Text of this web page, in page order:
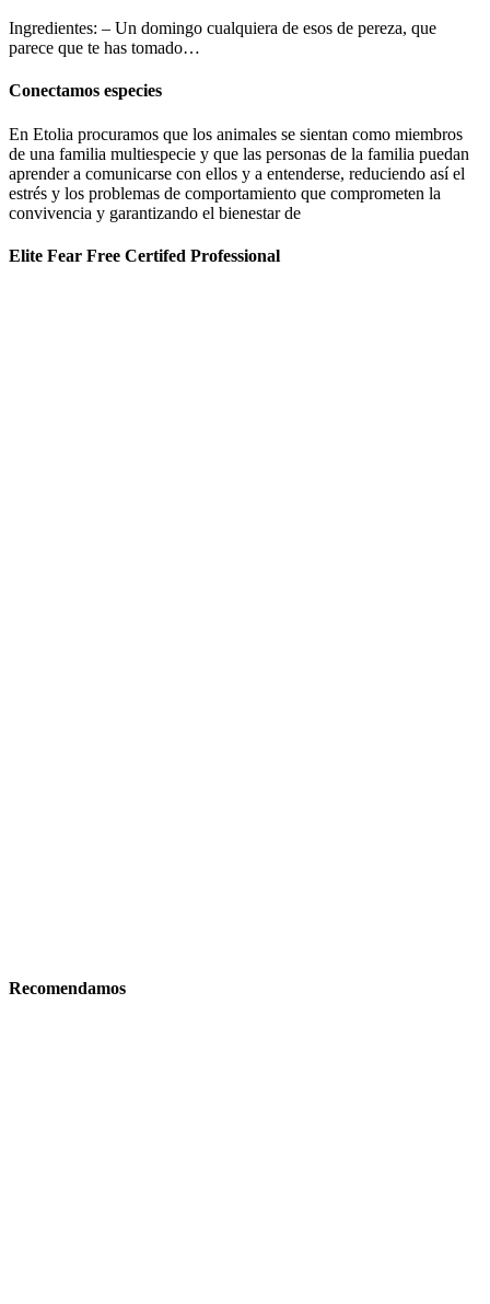
Ingredientes: – Un domingo cualquiera de esos de pereza, que
parece que te has tomado…
Conectamos especies
En Etolia procuramos que los animales se sientan como miembros
de una familia multiespecie y que las personas de la familia puedan
aprender a comunicarse con ellos y a entenderse, reduciendo así el
estrés y los problemas de comportamiento que comprometen la
convivencia y garantizando el bienestar de
Elite Fear Free Certifed Professional
Recomendamos